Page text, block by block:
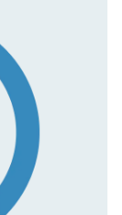
ださい。